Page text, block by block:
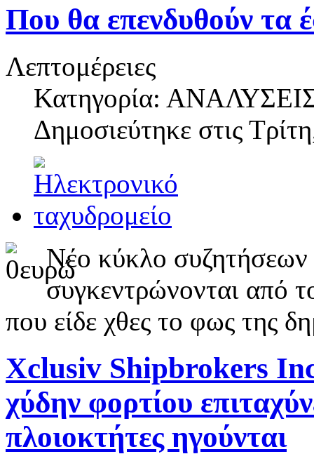
Που θα επενδυθούν τα
Λεπτομέρειες
Κατηγορία:
Δημοσιεύτηκε στις
Νέο κύκλο συζητήσεων
συγκεντρώνονται από
που είδε χθες το φως της
Xclusiv Shipbrokers
χύδην φορτίου
πλοιοκτήτες ηγούνται